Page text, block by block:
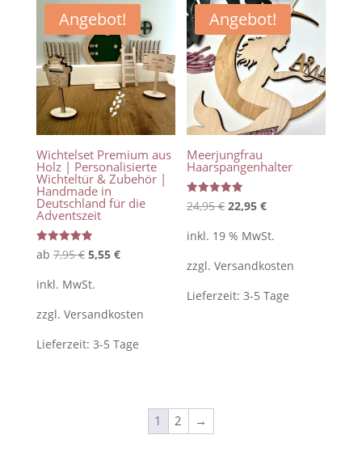
Angebot!
Wichtelset Premium aus
Holz | Personalisierte
Wichteltür & Zubehör |
Handmade in
Deutschland für die
Adventszeit
Bewertet
mit
von 5
ab 7,95€ Ursprünglicher
7,95 €
5,55 €Aktueller
5,55 €.
inkl. MwSt.
zzgl. Versandkosten
Lieferzeit: 3-5 Tage
Angebot!
Meerjungfrau
Haarspangenhalter
Bewertet
mit
von 5
24,95€ Ursprünglicher
24,95 €
22,95€Aktueller
22,95 €.
inkl. 19 % MwSt.
zzgl.Versandkosten
Lieferzeit:3-5 Tage
1 2 →